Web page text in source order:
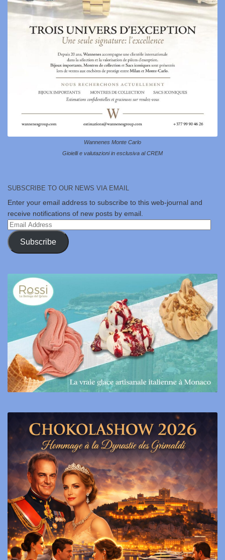
Wannenes Monte Carlo
Gioielli e valutazioni in esclusiva al CREM
SUBSCRIBE TO OUR NEWS VIA EMAIL
Enter your email address to subscribe to this web-journal and
receive notifications of new posts by email.
Email
Address
Subscribe